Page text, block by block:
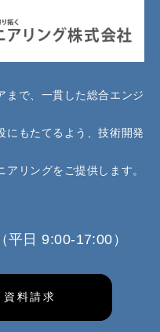
まで、一貫した総合エンジ
にもたてるよう、技術開発
リングをご提供します。
（平日 9:00-17:00）
料請求